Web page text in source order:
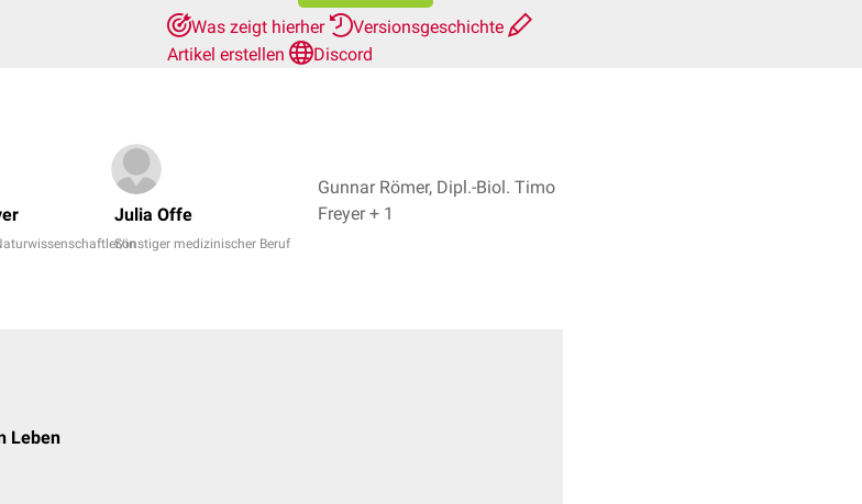
Was zeigt hierher
Versionsgeschichte
Artikel erstellen
Discord
in
Julia Offe
Sonstiger medizinischer Beruf
Gunnar Römer, Dipl.-Biol. Timo
Freyer + 1
Leben